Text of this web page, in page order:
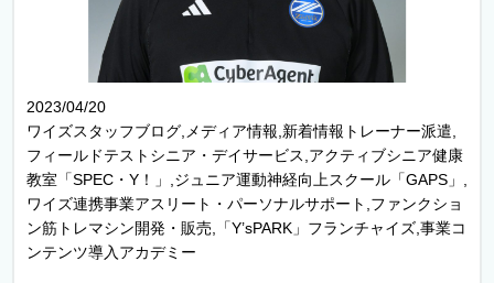
2023/04/20
ワイズスタッフブログ,メディア情報,新着情報トレーナー派遣,
フィールドテストシニア・デイサービス,アクティブシニア健康
教室「SPEC・Y！」,ジュニア運動神経向上スクール「GAPS」,
ワイズ連携事業アスリート・パーソナルサポート,ファンクショ
ン筋トレマシン開発・販売,「Y’sPARK」フランチャイズ,事業コ
ンテンツ導入アカデミー